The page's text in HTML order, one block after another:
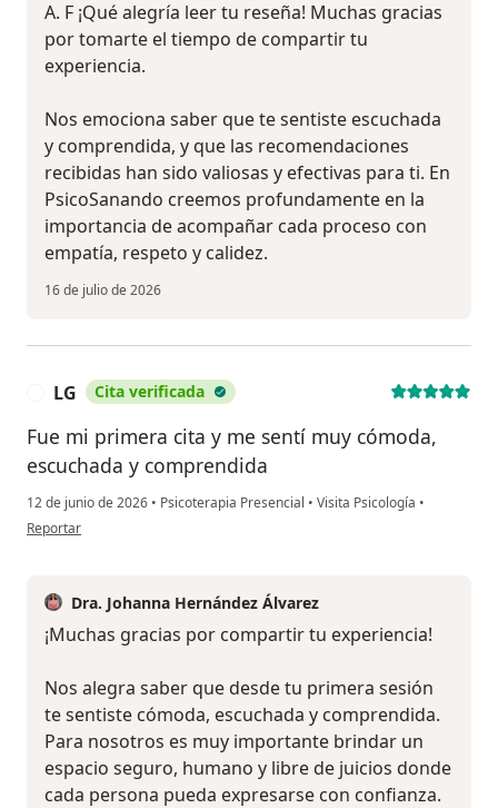
A. F ¡Qué alegría leer tu reseña! Muchas gracias
por tomarte el tiempo de compartir tu
experiencia.
Nos emociona saber que te sentiste escuchada
y comprendida, y que las recomendaciones
recibidas han sido valiosas y efectivas para ti. En
PsicoSanando creemos profundamente en la
importancia de acompañar cada proceso con
empatía, respeto y calidez.
16 de julio de 2026
LG Cita verificada
Fue mi primera cita y me sentí muy cómoda,
escuchada y comprendida
12 de junio de 2026 • Psicoterapia Presencial • Visita Psicología •
en opinión del usuario LG
Reportar
Dra. Johanna Hernández Álvarez
¡Muchas gracias por compartir tu experiencia!
Nos alegra saber que desde tu primera sesión
te sentiste cómoda, escuchada y comprendida.
Para nosotros es muy importante brindar un
espacio seguro, humano y libre de juicios donde
cada persona pueda expresarse con confianza.